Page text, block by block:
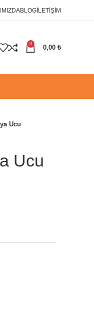
BLOGİLETIŞIM
0
0,00 ₺
Ucu
Ucu